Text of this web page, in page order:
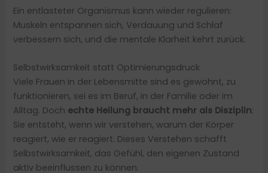
Ein entlasteter Organismus kann wieder regulieren:
Muskeln entspannen sich, Verdauung und Schlaf
verbessern sich, und die mentale Klarheit kehrt zurück.
Selbstwirksamkeit statt Optimierungsdruck
Viele Frauen in der Lebensmitte sind es gewohnt, zu
funktionieren, sei es im Beruf, in der Familie oder im
Alltag. Doch echte Heilung braucht mehr als Disziplin:
Sie entsteht, wenn wir verstehen, warum der Körper
reagiert, wie er reagiert. Dieses Verstehen schafft
Selbstwirksamkeit, das Gefühl, den eigenen Zustand
aktiv beeinflussen zu können.